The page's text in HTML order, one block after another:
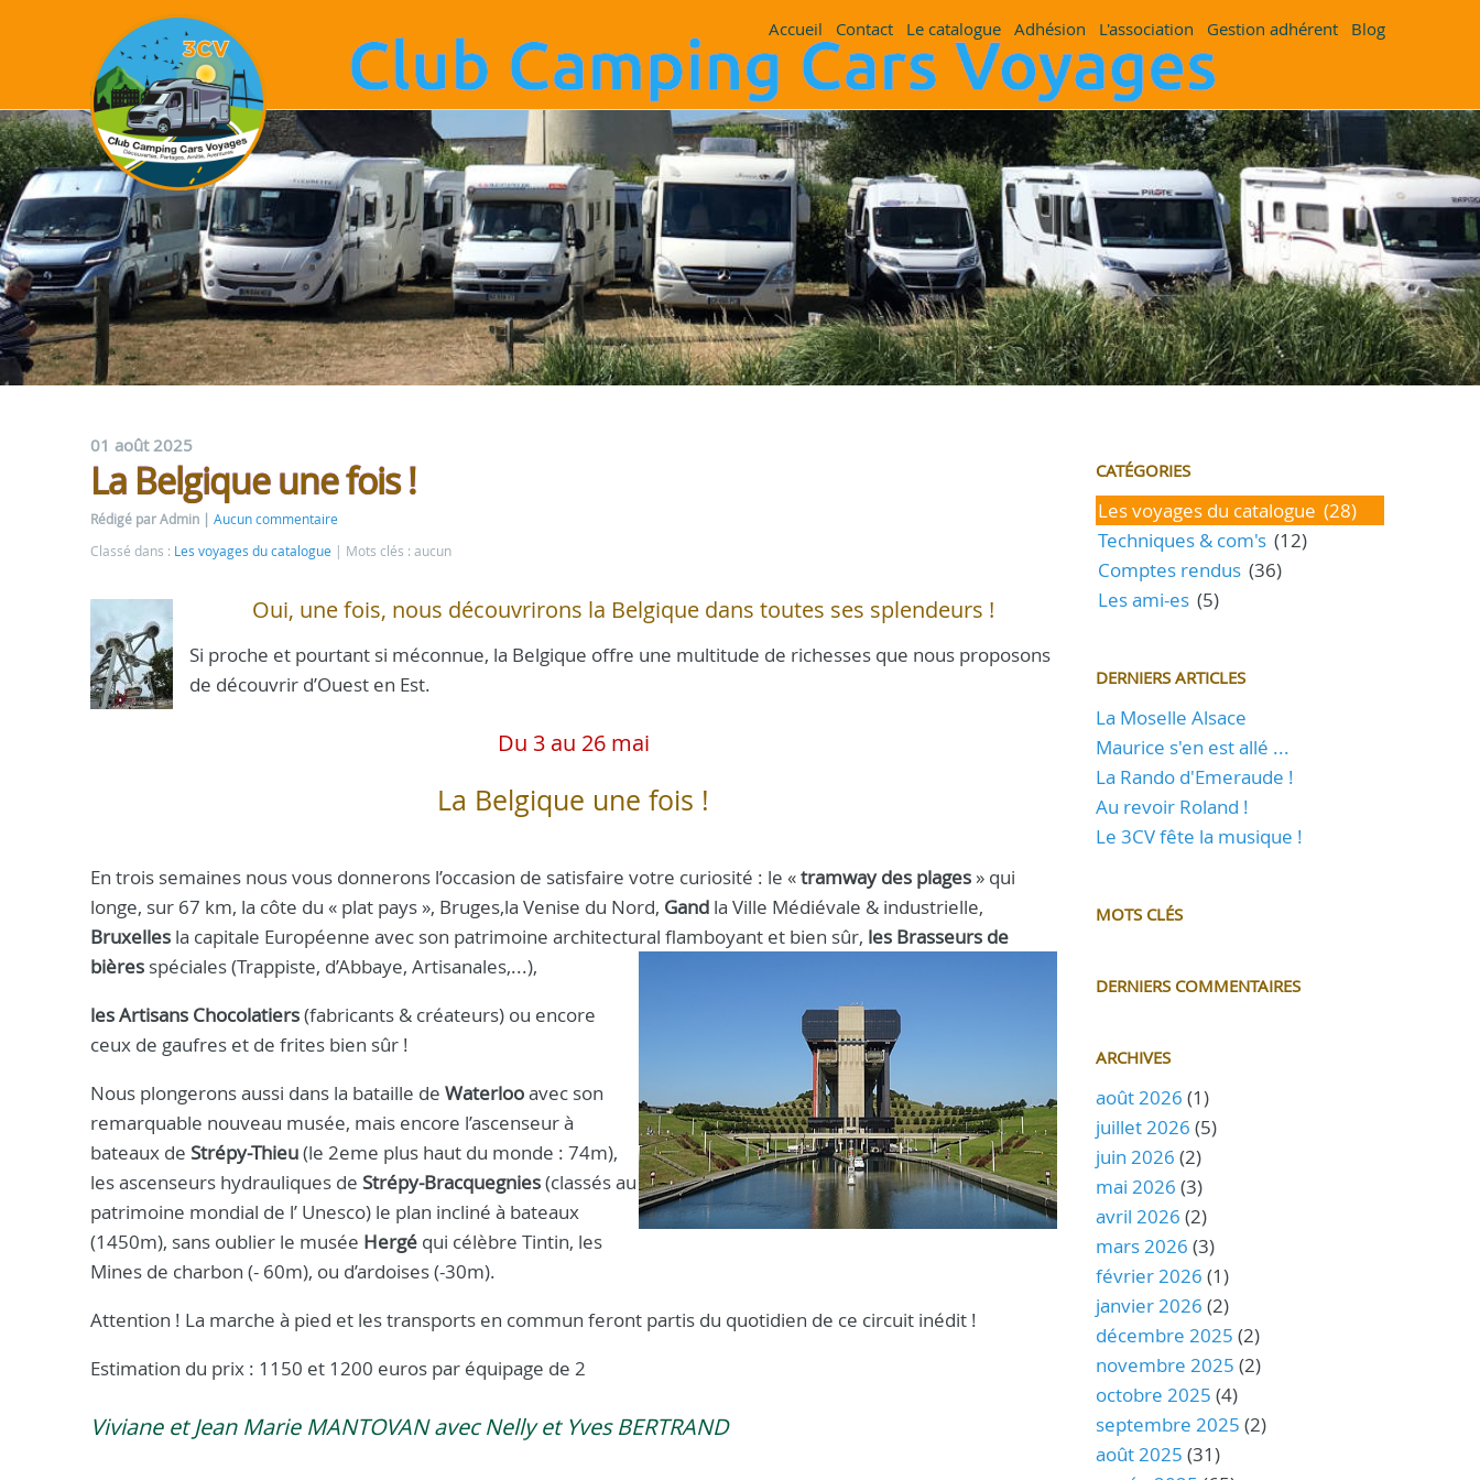
Accueil Contact Le catalogue Adhésion L'association Gestion adhérent Blog
01 août 2025
La Belgique une fois !
Rédigé par Admin
Aucun commentaire
Classé dans : Les voyages du catalogue Mots clés : aucun
Oui, une fois, nous découvrirons la Belgique dans toutes ses splendeurs !
Si proche et pourtant si méconnue, la Belgique offre une multitude de richesses que nous proposons
de découvrir d’Ouest en Est.
Du 3 au 26 mai
La Belgique une fois !
En trois semaines nous vous donnerons l’occasion de satisfaire votre curiosité : le «tramway des plages » qui
longe, sur 67 km, la côte du « plat pays », Bruges,la Venise du Nord, Gand la Ville Médiévale & industrielle,
Bruxelles la capitale Européenne avec son patrimoine architectural flamboyant et bien sûr, les Brasseurs de
bières spéciales (Trappiste, d’Abbaye, Artisanales,...),
les Artisans Chocolatiers(fabricants & créateurs) ou encore
ceux de gaufres et de frites bien sûr !
Nous plongerons aussi dans la bataille de Waterlooavec son
remarquable nouveau musée, mais encore l’ascenseur à
bateaux de Strépy-Thieu(le 2eme plus haut du monde : 74m),
les ascenseurs hydrauliques de Strépy-Bracquegnies(classés au
patrimoine mondial de l’ Unesco) le plan incliné à bateaux
(1450m), sans oublier le musée Hergé qui célèbre Tintin, les
Mines de charbon (- 60m), ou d’ardoises (-30m).
Attention ! La marche à pied et les transports en commun feront partis du quotidien de ce circuit inédit !
Estimation du prix : 1150 et 1200 euros par équipage de 2
Viviane et Jean Marie MANTOVAN avec Nelly et Yves BERTRAND
CATÉGORIES
Les voyages du catalogue (28)
Techniques & com's (12)
Comptes rendus (36)
Les ami-es (5)
DERNIERS ARTICLES
La Moselle Alsace
Maurice s'en est allé ...
La Rando d'Emeraude !
Au revoir Roland !
Le 3CV fête la musique !
MOTS CLÉS
DERNIERS COMMENTAIRES
ARCHIVES
août 2026 (1)
juillet 2026 (5)
juin 2026 (2)
mai 2026 (3)
avril 2026 (2)
mars 2026 (3)
février 2026 (1)
janvier 2026 (2)
décembre 2025 (2)
novembre 2025 (2)
octobre 2025 (4)
septembre 2025 (2)
août 2025 (31)